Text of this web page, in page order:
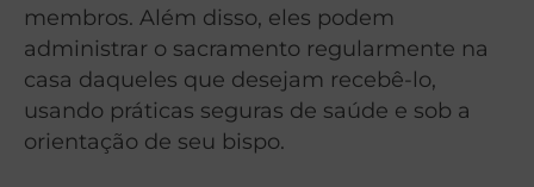
membros. Além disso, eles podem
administrar o sacramento regularmente na
casa daqueles que desejam recebê-lo,
usando práticas seguras de saúde e sob a
orientação de seu bispo.